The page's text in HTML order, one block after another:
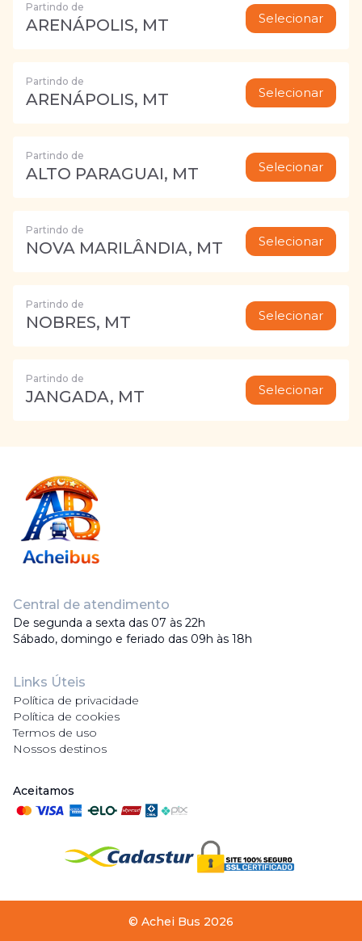
Partindo de
ARENÁPOLIS, MT Selecionar
Partindo de
ARENÁPOLIS, MT Selecionar
Partindo de
ALTO PARAGUAI, MT Selecionar
Partindo de
NOVA MARILÂNDIA, MT Selecionar
Partindo de
NOBRES, MT Selecionar
Partindo de
JANGADA, MT Selecionar
Central de atendimento
De segunda a sexta das 07 às 22h
Sábado, domingo e feriado das 09h às 18h
Links Úteis
Política de privacidade
Política de cookies
Termos de uso
Nossos destinos
Aceitamos
© Achei Bus 2026